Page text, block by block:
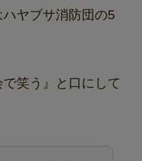
ヤブサ消防団の5
笑う』と口にして